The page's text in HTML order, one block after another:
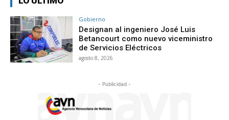
Gobierno
Designan al ingeniero José Luis
Betancourt como nuevo viceministro
de Servicios Eléctricos
agosto 8, 2026
- Publicidad -